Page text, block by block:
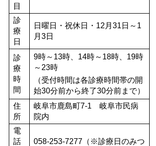
目
診
療
日
日曜日・祝休日・12月31日～1
月3日
診
療
時
間
9時～13時、14時～18時、19時
～23時
（受付時間は各診療時間帯の開
始30分前から終了30分前まで）
住
所
岐阜市鹿島町7-1 岐阜市民病
院内
電
話
058-253-7277（※診療日のみつ